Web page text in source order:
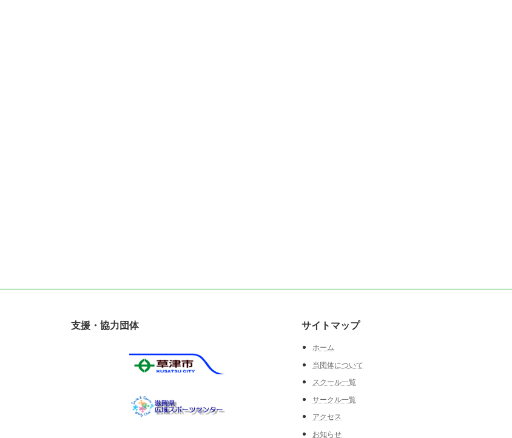
支援・協力団体 サイトマップ
ホーム
当団体について
スクール一覧
サークル一覧
アクセス
お知らせ